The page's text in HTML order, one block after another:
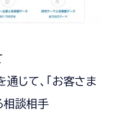
通じて、「お客さま
相談相手